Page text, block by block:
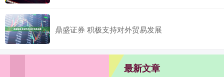
鼎盛证券 积极支持对外贸易发展
最新文章